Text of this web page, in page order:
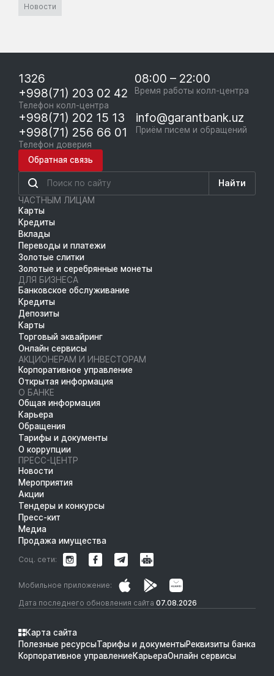
Новости
1326
+998(71) 203 02 42
Телефон колл-центра
08:00 – 22:00
Время работы колл-центра
+998(71) 202 15 13
+998(71) 256 66 01
Телефон доверия
info@garantbank.uz
Приём писем и обращений
Обратная связь
Найти
ЧАСТНЫМ ЛИЦАМ
Карты
Кредиты
Вклады
Переводы и платежи
Золотые слитки
Золотые и серебрянные монеты
ДЛЯ БИЗНЕСА
Банковское обслуживание
Кредиты
Депозиты
Карты
Торговый эквайринг
Онлайн сервисы
АКЦИОНЕРАМ И ИНВЕСТОРАМ
Корпоративное управление
Открытая информация
О БАНКЕ
Общая информация
Карьера
Обращения
Тарифы и документы
О коррупции
ПРЕСС-ЦЕНТР
Новости
Мероприятия
Акции
Тендеры и конкурсы
Пресс-кит
Медиа
Продажа имущества
Дата последнего обновления сайта 07.08.2026
Мобильное приложение:
Соц. сети:
Карта сайта
Полезные ресурсыТарифы и документыРеквизиты банка
Корпоративное управлениеКарьераОнлайн сервисы